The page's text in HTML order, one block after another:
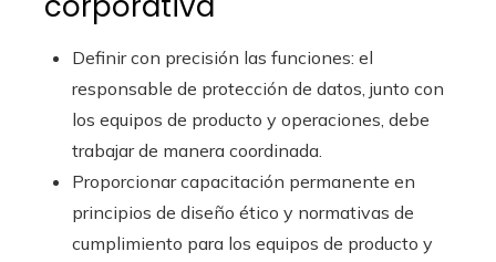
Definir con precisión las funciones: el
responsable de protección de datos, junto con
los equipos de producto y operaciones, debe
trabajar de manera coordinada.
Proporcionar capacitación permanente en
principios de diseño ético y normativas de
cumplimiento para los equipos de producto y